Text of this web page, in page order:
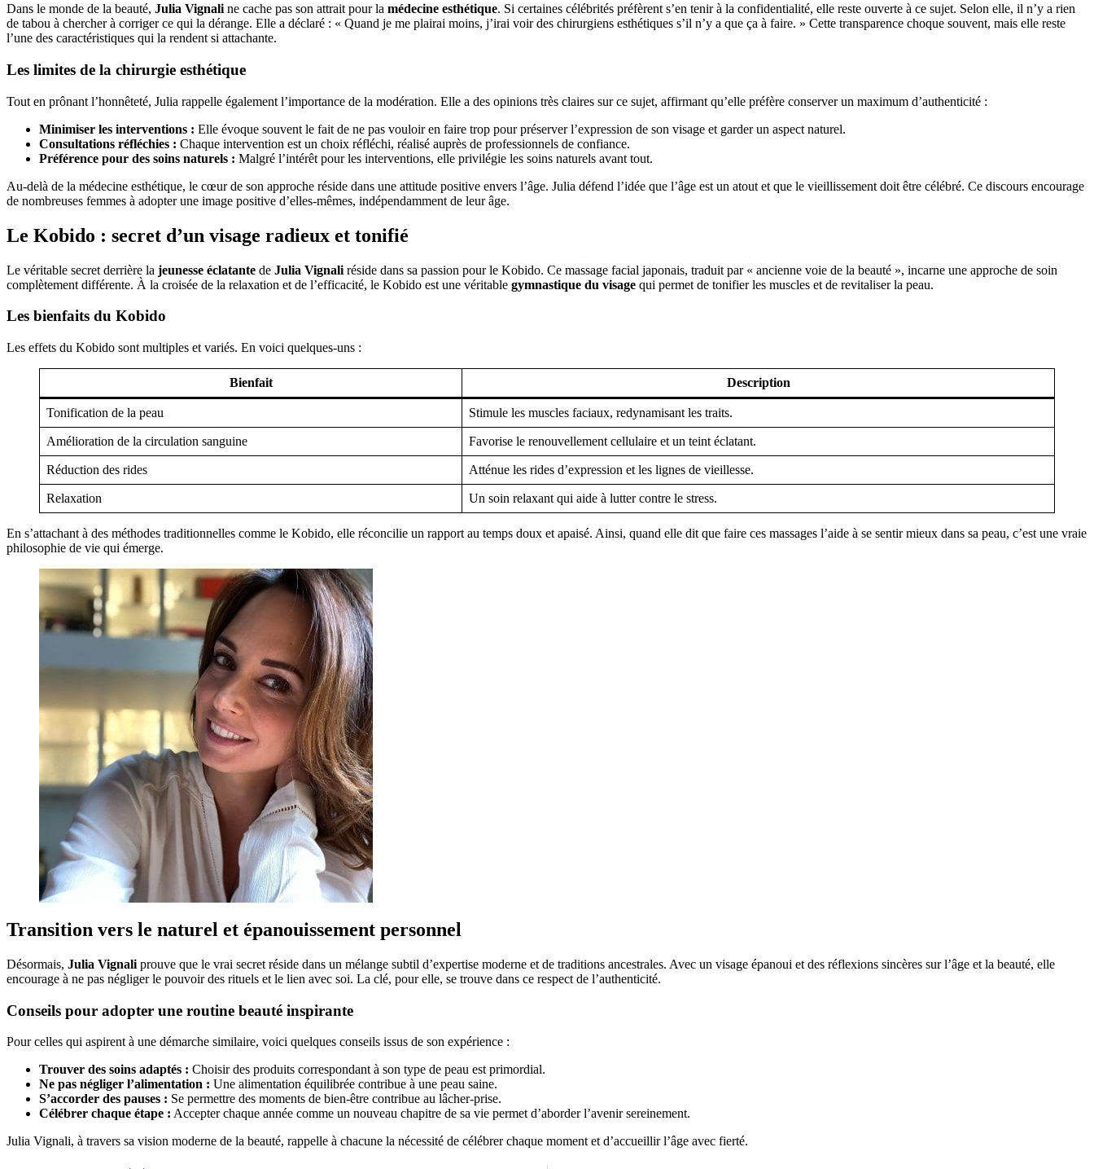
Dans le monde de la beauté, Julia Vignaline cache pas son attrait pour la médecine esthétique. Si certaines célébrités préfèrent s’en tenir à la confidentialité, elle reste ouverte à ce sujet. Selon elle, il n’y a rien
de tabou à chercher à corriger ce qui la dérange. Elle a déclaré : « Quand je me plairai moins, j’irai voir des chirurgiens esthétiques s’il n’y a que ça à faire. » Cette transparence choque souvent, mais elle reste
l’une des caractéristiques qui la rendent si attachante.
Les limites de la chirurgie esthétique
Tout en prônant l’honnêteté, Julia rappelle également l’importance de la modération. Elle a des opinions très claires sur ce sujet, affirmant qu’elle préfère conserver un maximum d’authenticité :
Minimiser les interventions : Elle évoque souvent le fait de ne pas vouloir en faire trop pour préserver l’expression de son visage et garder un aspect naturel.
Consultations réfléchies : Chaque intervention est un choix réfléchi, réalisé auprès de professionnels de confiance.
Préférence pour des soins naturels : Malgré l’intérêt pour les interventions, elle privilégie les soins naturels avant tout.
Au-delà de la médecine esthétique, le cœur de son approche réside dans une attitude positive envers l’âge. Julia défend l’idée que l’âge est un atout et que le vieillissement doit être célébré. Ce discours encourage
de nombreuses femmes à adopter une image positive d’elles-mêmes, indépendamment de leur âge.
Le Kobido : secret d’un visage radieux et tonifié
Le véritable secret derrière la jeunesse éclatante de Julia Vignali réside dans sa passion pour le Kobido. Ce massage facial japonais, traduit par « ancienne voie de la beauté », incarne une approche de soin
complètement différente. À la croisée de la relaxation et de l’efficacité, le Kobido est une véritable gymnastique du visage qui permet de tonifier les muscles et de revitaliser la peau.
Les bienfaits du Kobido
Les effets du Kobido sont multiples et variés. En voici quelques-uns :
Bienfait Description
Tonification de la peau Stimule les muscles faciaux, redynamisant les traits.
Amélioration de la circulation sanguine Favorise le renouvellement cellulaire et un teint éclatant.
Réduction des rides Atténue les rides d’expression et les lignes de vieillesse.
Relaxation Un soin relaxant qui aide à lutter contre le stress.
En s’attachant à des méthodes traditionnelles comme le Kobido, elle réconcilie un rapport au temps doux et apaisé. Ainsi, quand elle dit que faire ces massages l’aide à se sentir mieux dans sa peau, c’est une vraie
philosophie de vie qui émerge.
Transition vers le naturel et épanouissement personnel
Désormais, Julia Vignali prouve que le vrai secret réside dans un mélange subtil d’expertise moderne et de traditions ancestrales. Avec un visage épanoui et des réflexions sincères sur l’âge et la beauté, elle
encourage à ne pas négliger le pouvoir des rituels et le lien avec soi. La clé, pour elle, se trouve dans ce respect de l’authenticité.
Conseils pour adopter une routine beauté inspirante
Pour celles qui aspirent à une démarche similaire, voici quelques conseils issus de son expérience :
Trouver des soins adaptés : Choisir des produits correspondant à son type de peau est primordial.
Ne pas négliger l’alimentation : Une alimentation équilibrée contribue à une peau saine.
S’accorder des pauses : Se permettre des moments de bien-être contribue au lâcher-prise.
Célébrer chaque étape : Accepter chaque année comme un nouveau chapitre de sa vie permet d’aborder l’avenir sereinement.
Julia Vignali, à travers sa vision moderne de la beauté, rappelle à chacune la nécessité de célébrer chaque moment et d’accueillir l’âge avec fierté.